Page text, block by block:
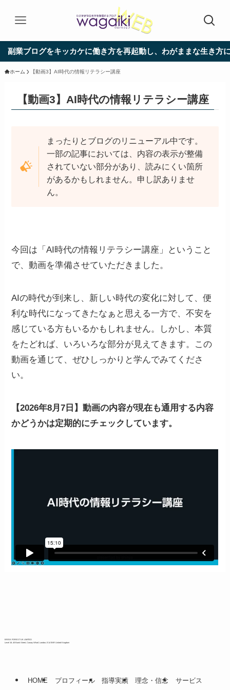
副業ブログをキッカケに働き方を再起動し、わがままな生き
ホーム 【動画3】AI時代の情報リテラシー講座
【動画3】AI時代の情報リテラシー講座
まったりとブログのリニューアル中です。
一部の記事においては、内容の表示が整備
されていない部分があり、読みにくい箇所
があるかもしれません。申し訳ありませ
ん。
今回は「AI時代の情報リテラシー講座」ということ
で、動画を準備させていただきました。
AIの時代が到来し、新しい時代の変化に対して、便
利な時代になってきたなぁと思える一方で、不安を
感じている方もいるかもしれません。しかし、本質
をたどれば、いろいろな部分が見えてきます。この
動画を通じて、ぜひしっかりと学んでみてくださ
い。
【2026年8月7日】動画の内容が現在も通用する内容
かどうかは定期的にチェックしています。
BRISK FOREST UK LIMITED
Level 18, 40 Bank Street, Canary Wharf, London, E14 5NR United Kingdom
HOME プロフィール 指導実績 理念・信念 サービス